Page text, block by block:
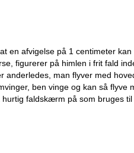
en afvigelse på 1 centimeter
figurerer på himlen i frit fald
anderledes, man flyver med
ben vinge og kan så
faldskærm på som bruges